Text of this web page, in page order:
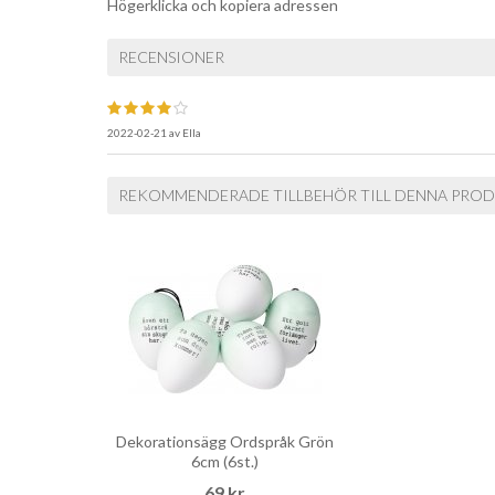
Högerklicka och kopiera adressen
RECENSIONER
2022-02-21 av Ella
REKOMMENDERADE TILLBEHÖR TILL DENNA
Dekorationsägg Ordspråk Grön
6cm (6st.)